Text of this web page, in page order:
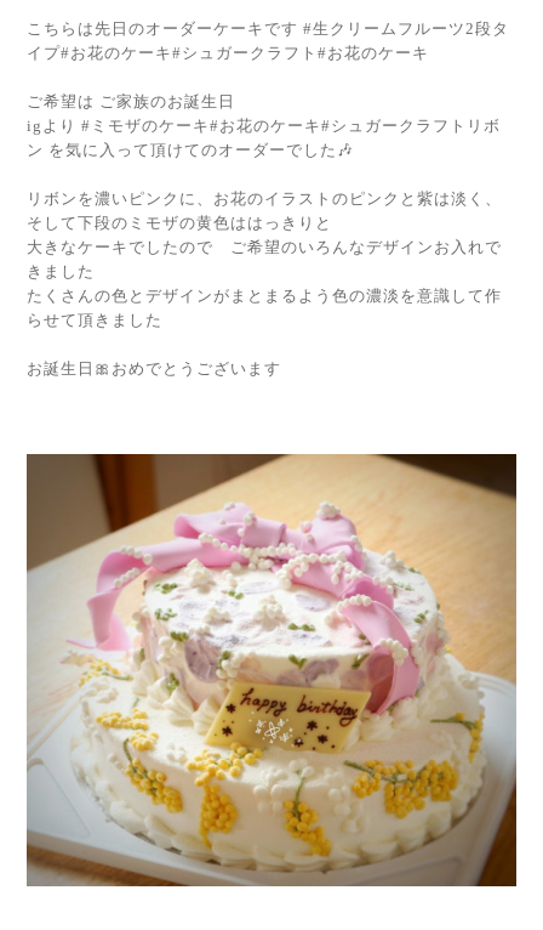
こちらは先日のオーダーケーキです #生クリームフルーツ2段タ
イプ#お花のケーキ#シュガークラフト#お花のケーキ
ご希望は ご家族のお誕生日
igより #ミモザのケーキ#お花のケーキ#シュガークラフトリボ
ン を気に入って頂けてのオーダーでした🎶
リボンを濃いピンクに、お花のイラストのピンクと紫は淡く、
そして下段のミモザの黄色ははっきりと
大きなケーキでしたので ご希望のいろんなデザインお入れで
きました
たくさんの色とデザインがまとまるよう色の濃淡を意識して作
らせて頂きました
お誕生日🎀おめでとうございます